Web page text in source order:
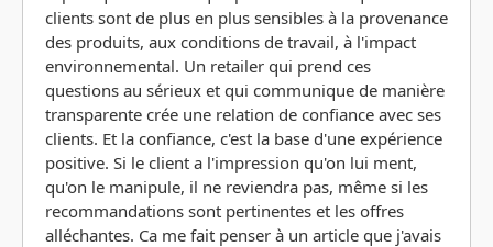
clients sont de plus en plus sensibles à la provenance
des produits, aux conditions de travail, à l'impact
environnemental. Un retailer qui prend ces
questions au sérieux et qui communique de manière
transparente crée une relation de confiance avec ses
clients. Et la confiance, c'est la base d'une expérience
positive. Si le client a l'impression qu'on lui ment,
qu'on le manipule, il ne reviendra pas, même si les
recommandations sont pertinentes et les offres
alléchantes. Ca me fait penser à un article que j'avais